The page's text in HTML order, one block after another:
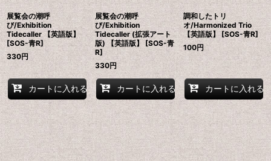
展覧会の潮呼
び/Exhibition
Tidecaller 【英語版】
[SOS-青R]
330円
カートに入れる
展覧会の潮呼
び/Exhibition
Tidecaller (拡張アート
版) 【英語版】 [SOS-青
R]
330円
カートに入れる
調和したトリ
オ/Harmonized Trio
【英語版】 [SOS-青R]
100円
カートに入れる